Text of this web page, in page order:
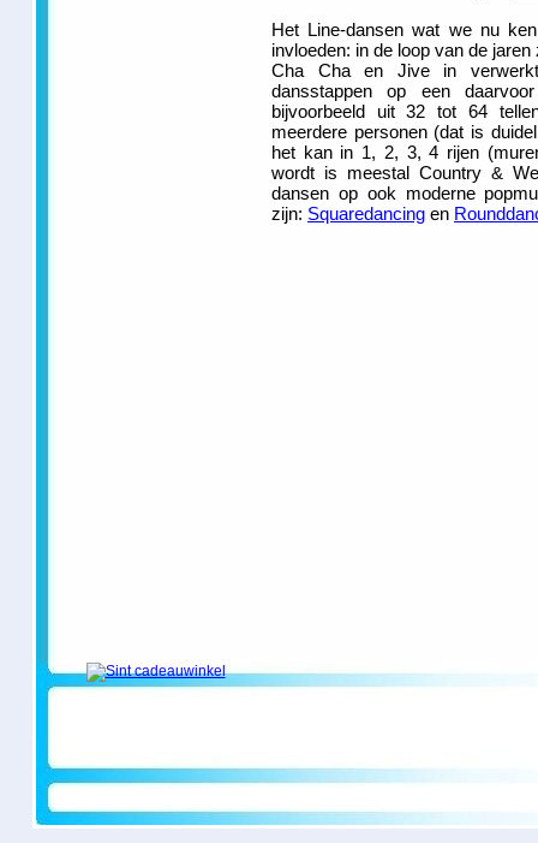
Het Line-dansen wat we nu
invloeden: in de loop van de
Cha Cha en Jive in
dansstappen op een
bijvoorbeeld uit 32 tot 64
meerdere personen (dat is
het kan in 1, 2, 3, 4 rijen
wordt is meestal Country &
dansen op ook moderne
zijn: Squaredancing en